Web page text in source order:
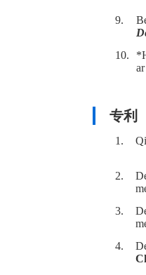
9.
10.
专利
1.
2.
3.
4.